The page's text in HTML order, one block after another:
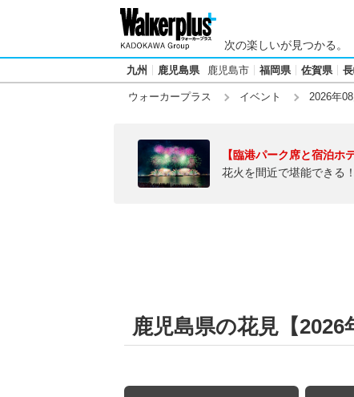
次の楽しいが見つかる。
九州 鹿児島県 鹿児島市 福岡県 佐賀県
ウォーカープラス イベント 2026年08
【臨港パーク席と宿泊ホ
花火を間近で堪能できる
鹿児島県の花見【2026